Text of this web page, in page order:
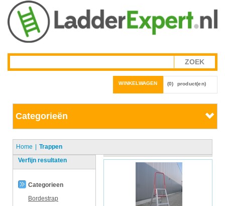
WINKELWAGEN (0) product(en)
Categorieën
Home
Trappen
Verfijn resultaten
Categorieen
Bordestrap